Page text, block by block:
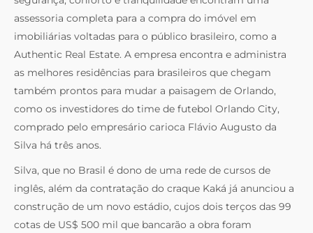
assessoria completa para a compra do imóvel em
imobiliárias voltadas para o público brasileiro, como a
Authentic Real Estate. A empresa encontra e administra
as melhores residências para brasileiros que chegam
também prontos para mudar a paisagem de Orlando,
como os investidores do time de futebol Orlando City,
comprado pelo empresário carioca Flávio Augusto da
Silva há três anos.
Silva, que no Brasil é dono de uma rede de cursos de
inglês, além da contratação do craque Kaká já anunciou a
construção de um novo estádio, cujos dois terços das 99
cotas de US$ 500 mil que bancarão a obra foram